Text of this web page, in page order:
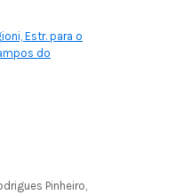
Estr. para o
do
Pinheiro,